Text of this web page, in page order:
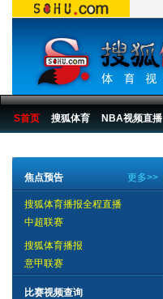
S首页 搜狐体育 NBA视频直播
更多>>
焦点预告
搜狐体育播报全程直播
中超联赛
搜狐体育播报
意甲联赛
比赛视频查询